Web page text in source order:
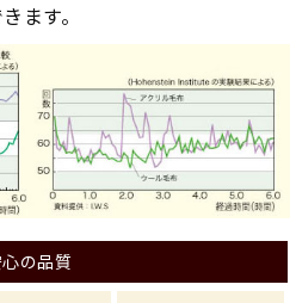
ます。
の品質